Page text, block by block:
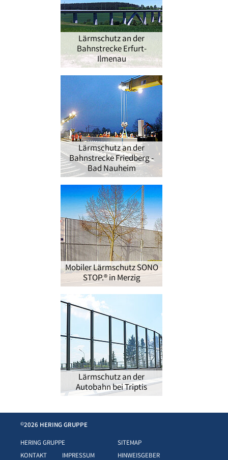
Lärmschutz an der
Bahnstrecke Erfurt-
Ilmenau
Lärmschutz an der
Bahnstrecke Friedberg -
Bad Nauheim
Mobiler Lärmschutz SONO
STOP.® in Merzig
Lärmschutz an der
Autobahn bei Triptis
©2026 HERING GRUPPE
HERING GRUPPE
KONTAKT
IMPRESSUM
SITEMAP
HINWEISGEBER